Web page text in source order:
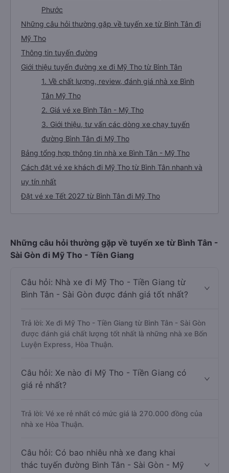
Phước
Những câu hỏi thường gặp về tuyến xe từ Bình Tân đi
Mỹ Tho
Thông tin tuyến đường
Giới thiệu tuyến đường xe đi Mỹ Tho từ Bình Tân
1. Về chất lượng, review, đánh giá nhà xe Bình
Tân Mỹ Tho
2. Giá vé xe Bình Tân - Mỹ Tho
3. Giới thiệu, tư vấn các dòng xe chạy tuyến
đường Bình Tân đi Mỹ Tho
Bảng tổng hợp thông tin nhà xe Bình Tân - Mỹ Tho
Cách đặt vé xe khách đi Mỹ Tho từ Bình Tân nhanh và
uy tín nhất
Đặt vé xe Tết 2027 từ Bình Tân đi Mỹ Tho
Những câu hỏi thường gặp về tuyến xe từ Bình Tân -
Sài Gòn đi Mỹ Tho - Tiền Giang
Câu hỏi: Nhà xe đi Mỹ Tho - Tiền Giang từ
Bình Tân - Sài Gòn được đánh giá tốt nhất?
Trả lời: Xe đi Mỹ Tho - Tiền Giang từ Bình Tân - Sài Gòn
được đánh giá chất lượng tốt nhất là những nhà xe Bốn
Luyện Express, Hòa Thuận.
Câu hỏi: Xe nào đi Mỹ Tho - Tiền Giang có
giá rẻ nhất?
Trả lời: Vé xe rẻ nhất có mức giá là 270.000 đồng của
nhà xe Hòa Thuận.
Câu hỏi: Có bao nhiêu nhà xe đang khai
thác tuyến đường Bình Tân - Sài Gòn - Mỹ